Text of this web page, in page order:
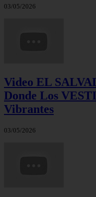
03/05/2026
Video EL
Donde Los
Vibrantes
03/05/2026